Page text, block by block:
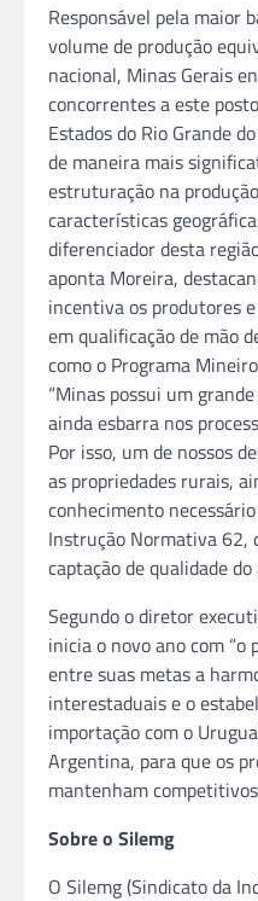
Responsável pela maior
volume de produção
nacional, Minas Gerais
concorrentes a este
Estados do Rio Grande
de maneira mais
estruturação na
características
diferenciador desta
aponta Moreira,
incentiva os produtores
em qualificação de mão
como o Programa
“Minas possui um
ainda esbarra nos
Por isso, um de nossos
as propriedades rurais,
conhecimento
Instrução Normativa 62,
captação de qualidade
Segundo o diretor
inicia o novo ano com “o
entre suas metas a
interestaduais e o
importação com o
Argentina, para que os
mantenham
Sobre o Silemg
O Silemg (Sindicato da